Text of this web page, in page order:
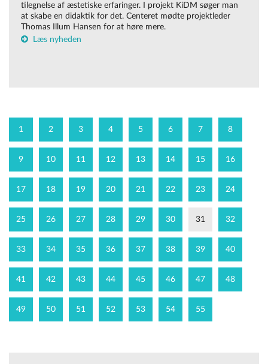
tilegnelse af æstetiske erfaringer. I projekt KiDM søger man
at skabe en didaktik for det. Centeret mødte projektleder
Thomas Illum Hansen for at høre mere.
Læs nyheden
1 2 3 4 5 6 7 8
9 10 11 12 13 14 15 16
17 18 19 20 21 22 23 24
25 26 27 28 29 30 31 32
33 34 35 36 37 38 39 40
41 42 43 44 45 46 47 48
49 50 51 52 53 54 55